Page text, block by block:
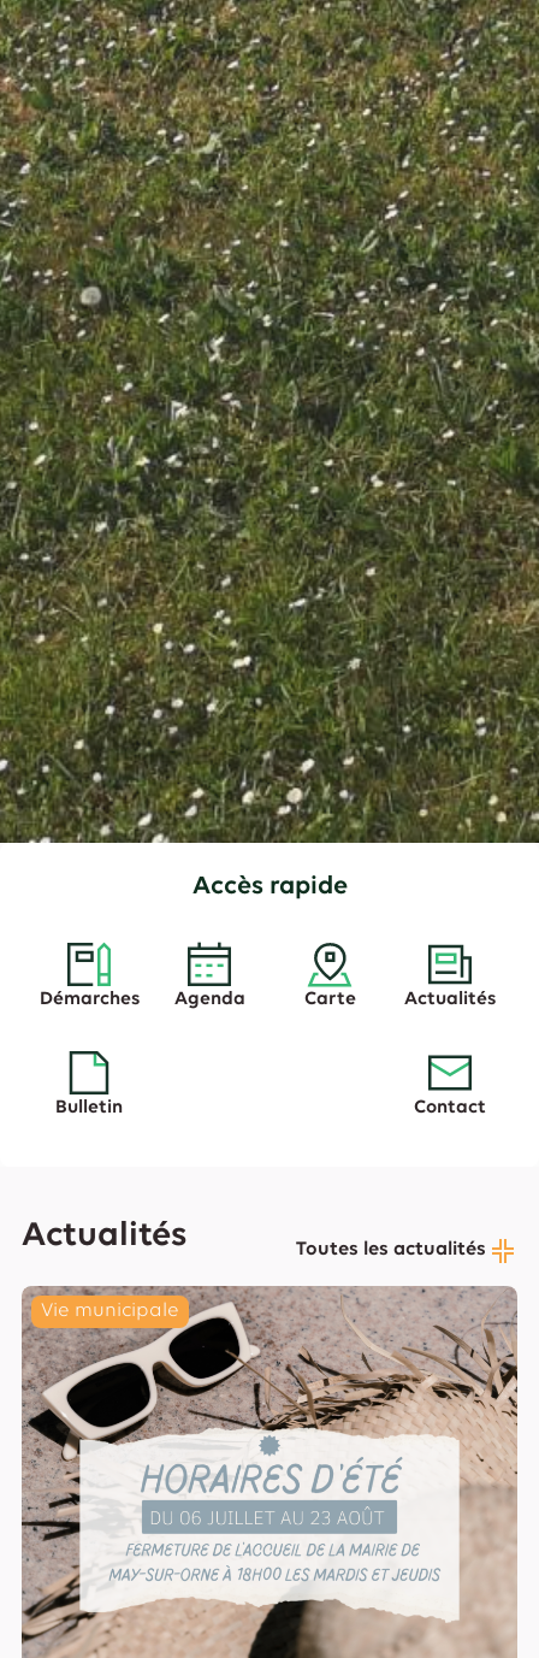
Accès rapide
Démarches Agenda Carte Actualités
Bulletin Contact
Actualités Toutes les actualités
Vie municipale